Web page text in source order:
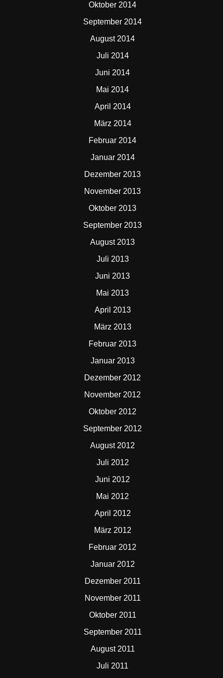
Oktober 2014
September 2014
August 2014
Juli 2014
Juni 2014
Mai 2014
April 2014
März 2014
Februar 2014
Januar 2014
Dezember 2013
November 2013
Oktober 2013
September 2013
August 2013
Juli 2013
Juni 2013
Mai 2013
April 2013
März 2013
Februar 2013
Januar 2013
Dezember 2012
November 2012
Oktober 2012
September 2012
August 2012
Juli 2012
Juni 2012
Mai 2012
April 2012
März 2012
Februar 2012
Januar 2012
Dezember 2011
November 2011
Oktober 2011
September 2011
August 2011
Juli 2011